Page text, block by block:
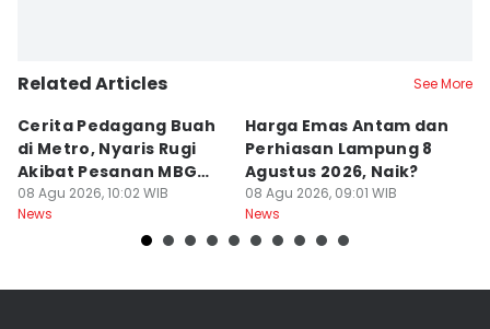
Related Articles See More
Cerita Pedagang Buah
di Metro, Nyaris Rugi
Akibat Pesanan MBG
Batal
08 Agu 2026, 10:02 WIB
News
Harga Emas Antam dan
Perhiasan Lampung 8
Agustus 2026, Naik?
08 Agu 2026, 09:01 WIB
News